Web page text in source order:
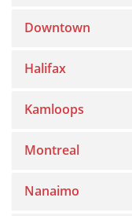
Downtown
Halifax
Kamloops
Montreal
Nanaimo